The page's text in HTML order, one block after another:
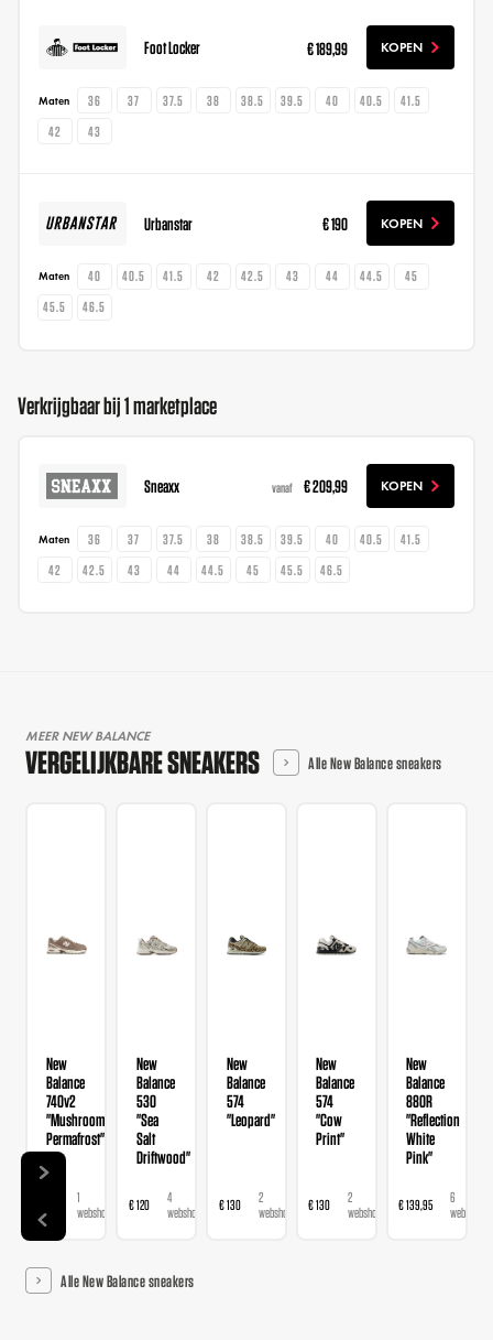
Foot Locker € 189,99 KOPEN
Maten 36 37 37.5 38 38.5 39.5 40 40.5
41.5
42
43
Urbanstar € 190 KOPEN
Maten 40 40.5 41.5 42 42.5 43 44 44.5
45
45.5
46.5
Verkrijgbaar bij 1 marketplace
Sneaxx vanaf € 209,99 KOPEN
Maten 36 37 37.5 38 38.5 39.5 40 40.5
41.5
42
42.5 43 44 44.5 45 45.5 46.5
MEER NEW BALANCE
VERGELIJKBARE SNEAKERS Alle New Balance sneakers
New
Balance
740v2
"Mushroom
Permafrost"
1
webshop
New
Balance
530
"Sea
Salt
Driftwood"
€ 120
4
webshops
New
Balance
574
"Leopard"
€ 130
2
webshops
New
Balance
574
"Cow
Print"
€ 130
2
webshops
New
Balance
880R
"Reflection
White
Pink"
€ 139,95
6
webshops
Alle New Balance sneakers